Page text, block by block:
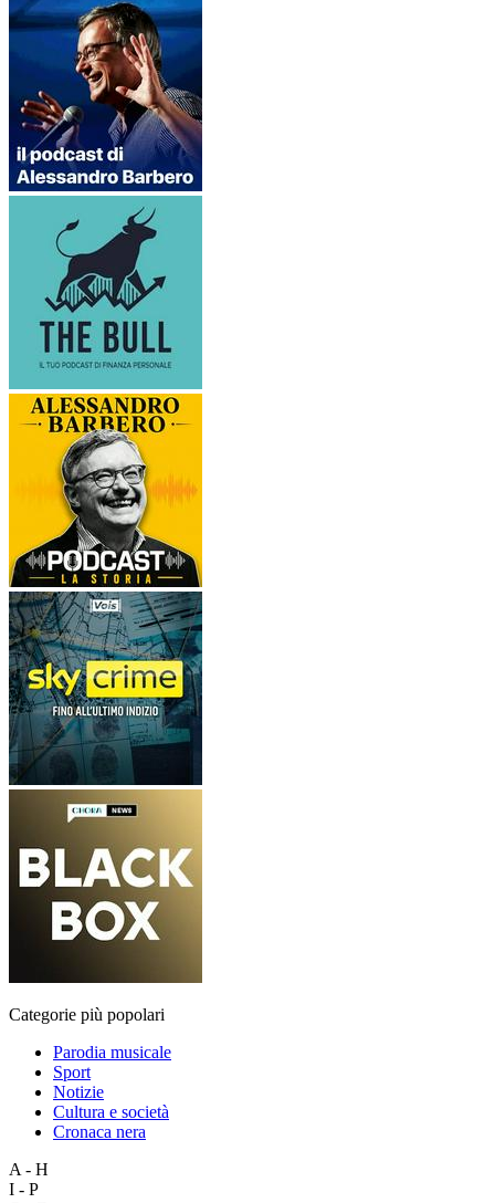
Categorie più popolari
Parodia musicale
Sport
Notizie
Cultura e società
Cronaca nera
A - H
I - P